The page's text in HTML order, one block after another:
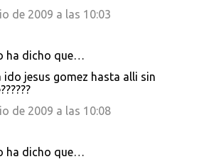
de 2009 a las 10:03
ha dicho que…
ido jesus gomez hasta alli sin
de 2009 a las 10:08
ha dicho que…